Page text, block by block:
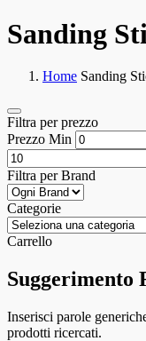
Sanding
Home Sanding
Filtra per prezzo
Prezzo Min
Filtra per Brand
Categorie
Carrello
Suggerimento
Inserisci parole
prodotti ricercati.